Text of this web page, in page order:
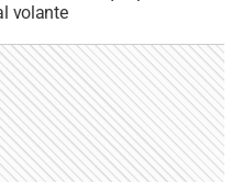
volante